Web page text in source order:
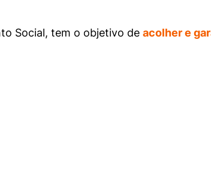
Social, tem o objetivo de acolher e